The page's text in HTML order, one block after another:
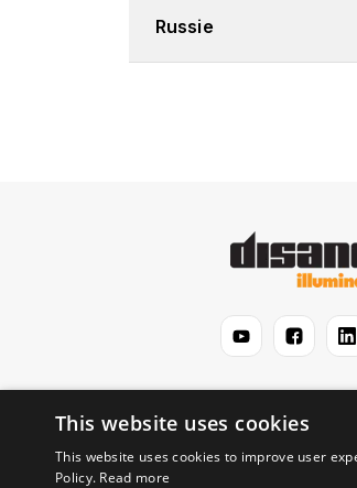
Russie
This website uses cookies
This website uses cookies to improve user
Policy. Read more